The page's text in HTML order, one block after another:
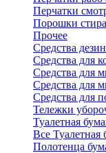
Перчатки
Порошки
Прочее
Средства
Средства для
Средства для
Средства для
Средства для
Тележки
Туалетная
Все Туалетная
Полотенца